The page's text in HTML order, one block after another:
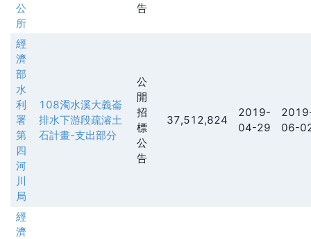
公
所
告
經
濟
部
水
利
署
第
四
河
川
局
108濁水溪大義崙
排水下游段疏濬土
石計畫-支出部分
公
開
招
標
公
告
37,512,824
2019-
04-29
06-
經
濟